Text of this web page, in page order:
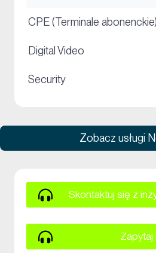
CPE (Terminale abonenckie)
Digital Video
Security
Zobacz usługi
Skontaktuj się z